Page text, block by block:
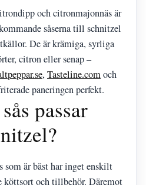
och citronmajonnäs är
såserna till schnitzel
De är krämiga, syrliga
citron eller senap –
, Tasteline.comoch
paneringen perfekt.
passar
som är bäst har inget enskilt
köttsort och tillbehör. Däremot